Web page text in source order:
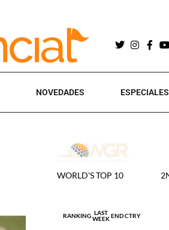
NOVEDADES ESPECIALES